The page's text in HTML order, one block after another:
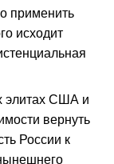
применить
исходит
элитах США и
вернуть
России к